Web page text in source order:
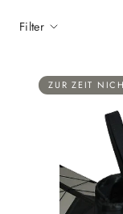
Filter
ZUR ZEIT